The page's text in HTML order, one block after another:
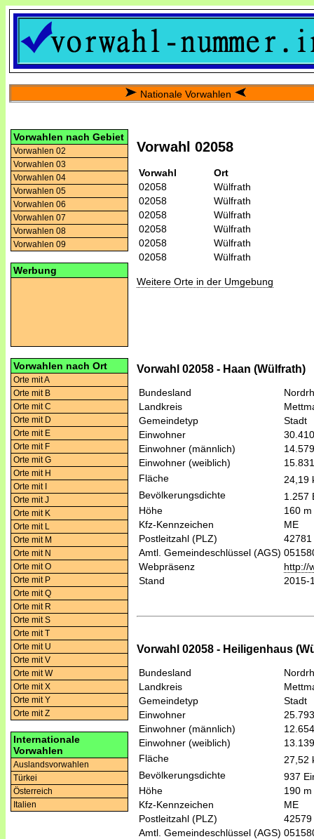
Nationale Vorwahlen
Vorwahlen nach Gebiet
Vorwahlen 02
Vorwahlen 03
Vorwahlen 04
Vorwahlen 05
Vorwahlen 06
Vorwahlen 07
Vorwahlen 08
Vorwahlen 09
Werbung
Vorwahlen nach Ort
Orte mit A
Orte mit B
Orte mit C
Orte mit D
Orte mit E
Orte mit F
Orte mit G
Orte mit H
Orte mit I
Orte mit J
Orte mit K
Orte mit L
Orte mit M
Orte mit N
Orte mit O
Orte mit P
Orte mit Q
Orte mit R
Orte mit S
Orte mit T
Orte mit U
Orte mit V
Orte mit W
Orte mit X
Orte mit Y
Orte mit Z
Internationale
Vorwahlen
Auslandsvorwahlen
Türkei
Österreich
Italien
Vorwahl 02058
Vorwahl
Ort
02058
Wülfrath
02058
Wülfrath
02058
Wülfrath
02058
Wülfrath
02058
Wülfrath
02058
Wülfrath
Weitere Orte in der Umgebung
Vorwahl 02058 - Haan (Wülfrath)
Bundesland
Landkreis
Gemeindetyp
Stadt
Einwohner
30.410
Einwohner (männlich)
14.579
Einwohner (weiblich)
15.831
Fläche
24,19
Bevölkerungsdichte
1.257
Höhe
160
Kfz-Kennzeichen
ME
Postleitzahl (PLZ)
42781
Amtl. Gemeindeschlüssel (AGS)
Webpräsenz
http://
Stand
2015-
Vorwahl 02058 - Heiligenhaus
Bundesland
Landkreis
Gemeindetyp
Stadt
Einwohner
25.793
Einwohner (männlich)
12.654
Einwohner (weiblich)
13.139
Fläche
27,52
Bevölkerungsdichte
937
Höhe
190
Kfz-Kennzeichen
ME
Postleitzahl (PLZ)
42579
Amtl. Gemeindeschlüssel (AGS)